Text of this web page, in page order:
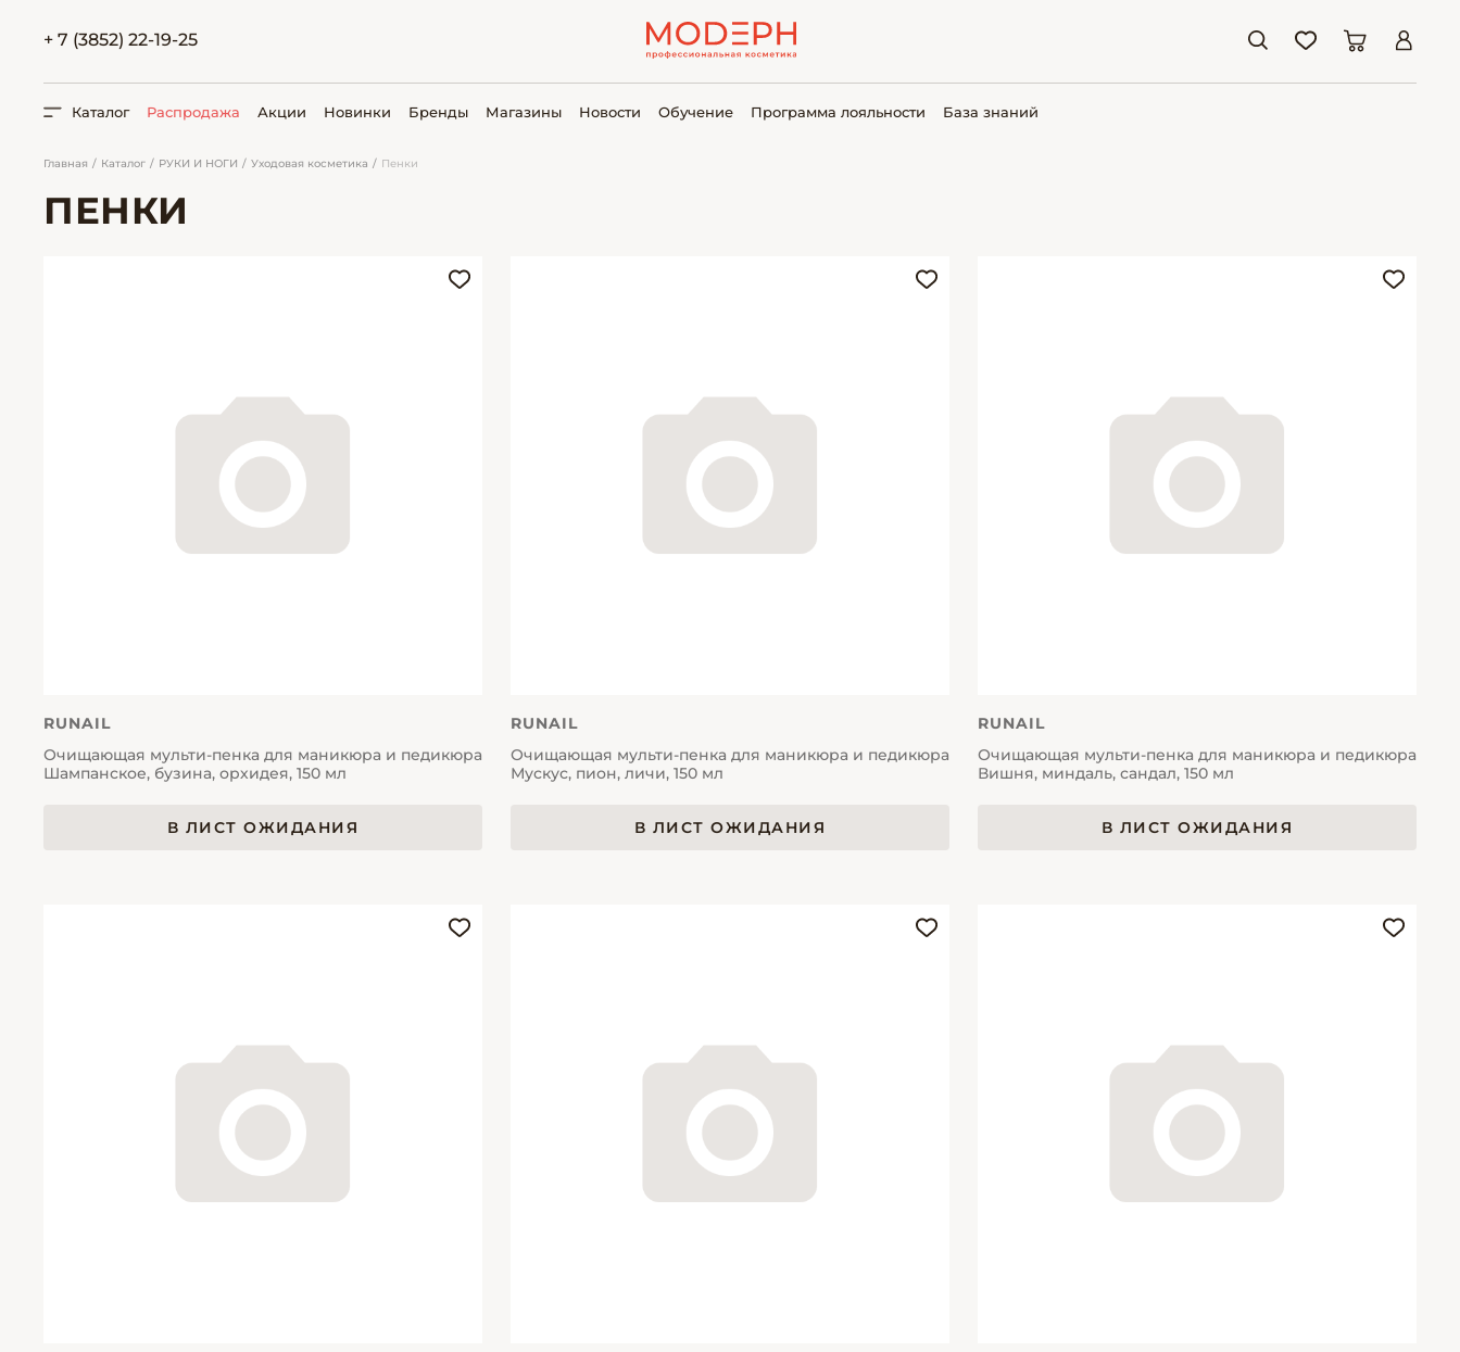
+ 7 (3852) 22-19-25
Каталог Распродажа Акции Новинки Бренды Магазины Новости Обучение Программа лояльности База знаний
Главная Каталог РУКИ И НОГИ Уходовая косметика Пенки
ПЕНКИ
RUNAIL
Очищающая мульти-пенка для маникюра и педикюра
Шампанское, бузина, орхидея, 150 мл
В ЛИСТ ОЖИДАНИЯ
RUNAIL
Очищающая мульти-пенка для маникюра и педикюра
Мускус, пион, личи, 150 мл
В ЛИСТ ОЖИДАНИЯ
RUNAIL
Очищающая мульти-пенка для маникюра и педикюра
Вишня, миндаль, сандал, 150 мл
В ЛИСТ ОЖИДАНИЯ